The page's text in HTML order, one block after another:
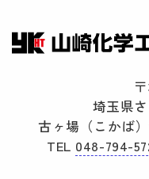
埼玉県
古ヶ場（こかば
TEL 048-794-